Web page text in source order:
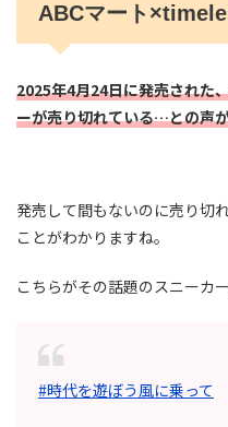
ABCマート
2025年4月24日に発売され
ーが売り切れている…との声
発売して間もないのに売り切
ことがわかりますね。
こちらがその話題のスニーカー
#時代を遊ぼう風に乗って